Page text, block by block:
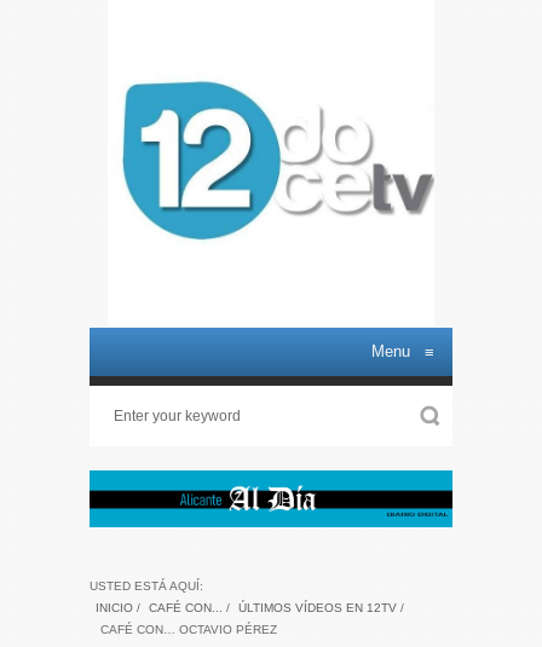
Menu ≡
USTED ESTÁ AQUÍ:
INICIO / CAFÉ CON... / ÚLTIMOS VÍDEOS EN 12TV /
CAFÉ CON… OCTAVIO PÉREZ